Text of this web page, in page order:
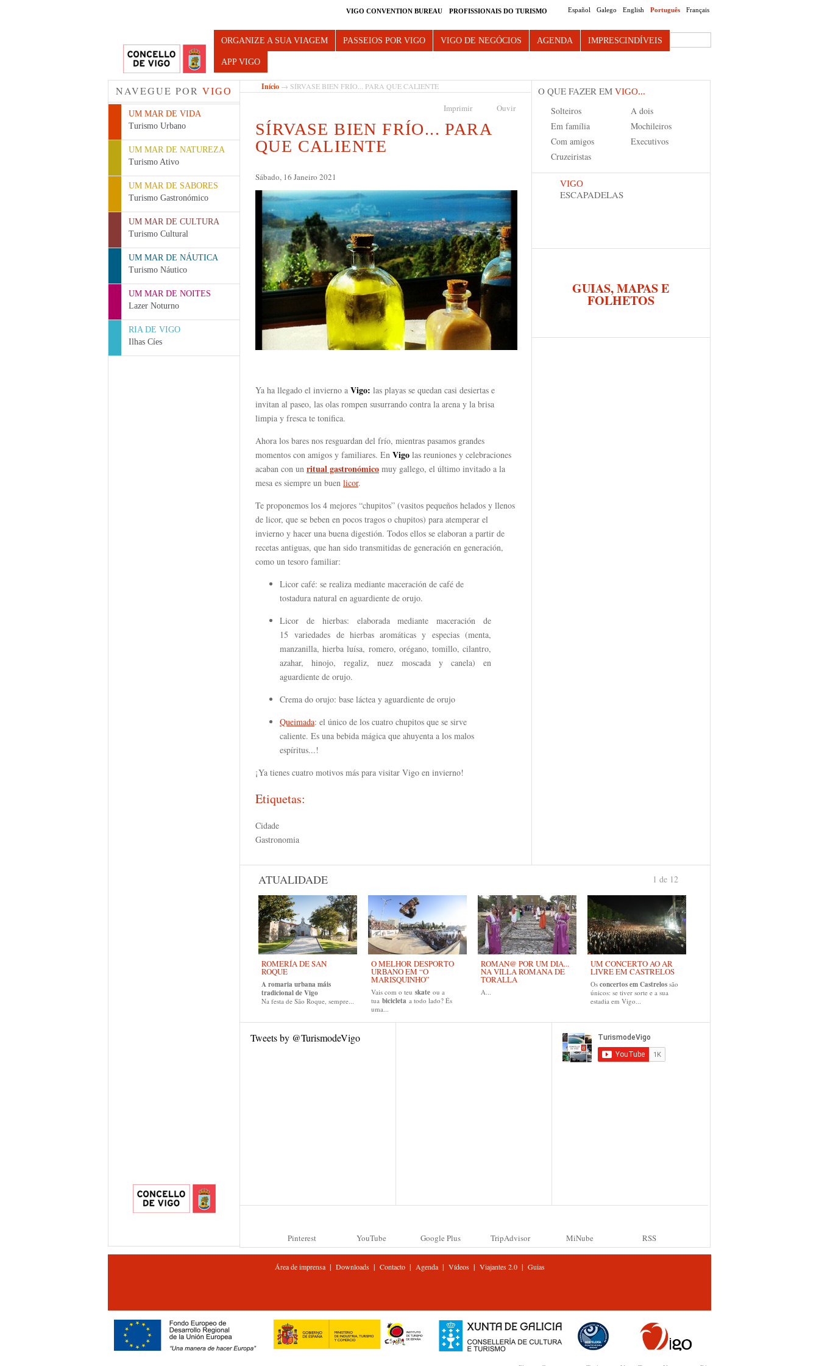
Español Galego English Português Français
VIGO CONVENTION BUREAU PROFISSIONAIS DO TURISMO
Turismo de Vigo Search this site
ORGANIZE A SUA VIAGEM PASSEIOS POR VIGO VIGO DE NEGÓCIOS AGENDA IMPRESCINDÍVEIS
APP VIGO
NAVEGUE POR VIGO
UM MAR DE VIDA
Turismo Urbano
UM MAR DE NATUREZA
Turismo Ativo
UM MAR DE SABORES
Turismo Gastronómico
UM MAR DE CULTURA
Turismo Cultural
UM MAR DE NÁUTICA
Turismo Náutico
UM MAR DE NOITES
Lazer Noturno
RIA DE VIGO
Ilhas Cíes
Início → SÍRVASE BIEN FRÍO... PARA QUE CALIENTE
Imprimir Ouvir
SÍRVASE BIEN FRÍO... PARA
QUE CALIENTE
Sábado, 16 Janeiro 2021
Ya ha llegado el invierno a Vigo: las playas se quedan casi desiertas e
invitan al paseo, las olas rompen susurrando contra la arena y la brisa
limpia y fresca te tonifica.
Ahora los bares nos resguardan del frío, mientras pasamos grandes
momentos con amigos y familiares. En Vigo las reuniones y celebraciones
acaban con un ritual gastronómico muy gallego, el último invitado a la
mesa es siempre un buen licor.
Te proponemos los 4 mejores “chupitos” (vasitos pequeños helados y llenos
de licor, que se beben en pocos tragos o chupitos) para atemperar el
invierno y hacer una buena digestión. Todos ellos se elaboran a partir de
recetas antiguas, que han sido transmitidas de generación en generación,
como un tesoro familiar:
Licor café: se realiza mediante maceración de café de
tostadura natural en aguardiente de orujo.
Licor de hierbas: elaborada mediante maceración de
15 variedades de hierbas aromáticas y especias (menta,
manzanilla, hierba luísa, romero, orégano, tomillo, cilantro,
azahar, hinojo, regaliz, nuez moscada y canela) en
aguardiente de orujo.
Crema do orujo: base láctea y aguardiente de orujo
Queimada: el único de los cuatro chupitos que se sirve
caliente. Es una bebida mágica que ahuyenta a los malos
espíritus...!
¡Ya tienes cuatro motivos más para visitar Vigo en invierno!
Etiquetas:
Cidade
Gastronomia
O QUE FAZER EM VIGO...
Solteiros
A dois
Em família
Mochileiros
Com amigos
Executivos
Cruzeiristas
VIGO
ESCAPADELAS
GUIAS, MAPAS E
FOLHETOS
ATUALIDADE
ROMERÍA DE SAN
ROQUE
A romaria urbana máis
tradicional de Vigo
Na festa de São Roque, sempre...
O MELHOR DESPORTO
URBANO EM “O
MARISQUINHO”
Vais com o teu skate ou a
tua bicicleta a todo lado? És
uma...
ROMAN@ POR UM DIA...
NA VILLA ROMANA DE
TORALLA
A...
UM CONCERTO AO AR
LIVRE EM CASTRELOS
Os concertos em Castrelos são
únicos: se tiver sorte e a sua
estadia em Vigo...
1 de 12
Tweets by @TurismodeVigo
Pinterest YouTube Google Plus TripAdvisor MiNube RSS
Área de imprensa| Downloads| Contacto| Agenda| Vídeos| Viajantes 2.0| Guias